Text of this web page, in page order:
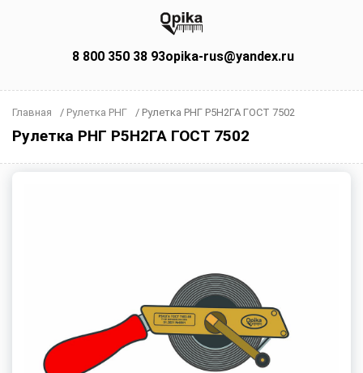
8 800 350 38 93opika-rus@yandex.ru
Главная / Рулетка РНГ / Рулетка РНГ Р5Н2ГА ГОСТ 7502
Рулетка РНГ Р5Н2ГА ГОСТ 7502